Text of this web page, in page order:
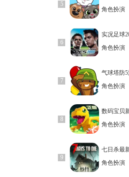
角色扮演
实况足球
角色扮演
气球塔防
角色扮演
数码宝贝
角色扮演
七日杀最
角色扮演